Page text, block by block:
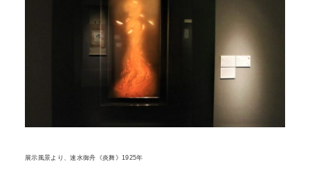
展示風景より、速水御舟《炎舞》1925年